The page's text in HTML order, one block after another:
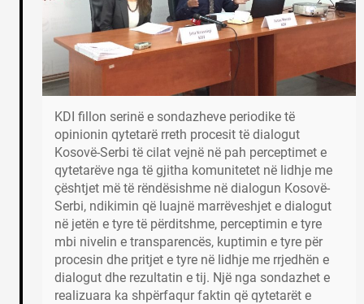
KDI fillon serinë e sondazheve periodike të
opinionin qytetarë rreth procesit të dialogut
Kosovë-Serbi të cilat vejnë në pah perceptimet e
qytetarëve nga të gjitha komunitetet në lidhje me
çështjet më të rëndësishme në dialogun Kosovë-
Serbi, ndikimin që luajnë marrëveshjet e dialogut
në jetën e tyre të përditshme, perceptimin e tyre
mbi nivelin e transparencës, kuptimin e tyre për
procesin dhe pritjet e tyre në lidhje me rrjedhën e
dialogut dhe rezultatin e tij. Një nga sondazhet e
realizuara ka shpërfaqur faktin që qytetarët e